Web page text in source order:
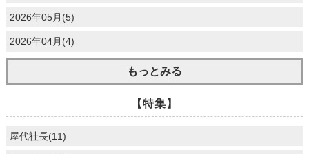
2026年05月(5)
2026年04月(4)
もっとみる
【特集】
屋代社長(11)